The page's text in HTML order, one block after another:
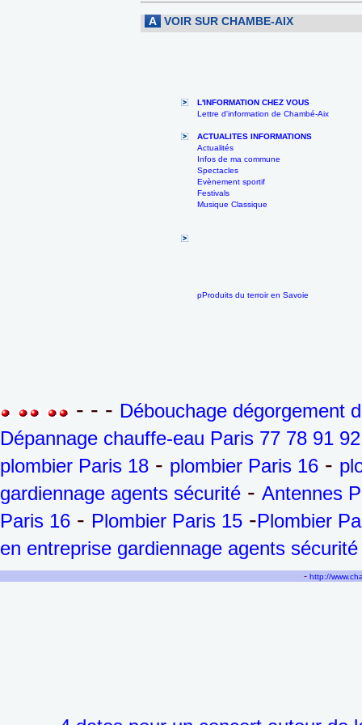
A VOIR SUR CHAMBE-AIX
L'INFORMATION CHEZ VOUS
Lettre d'information de Chambé-Aix
ACTUALITES INFORMATIONS
Actualités
Infos de ma commune
Spectacles
Evènement sportif
Festivals
Musique Classique
pProduits du terroir en Savoie
- - - Débouchage dégorgement
Dépannage chauffe-eau Paris 77 78 91
plombier Paris 18 - plombier Paris 16 -
gardiennage agents sécurité - Antennes
Paris 16 - Plombier Paris 15 -Plombier
en entreprise gardiennage agents sécurité
-http://